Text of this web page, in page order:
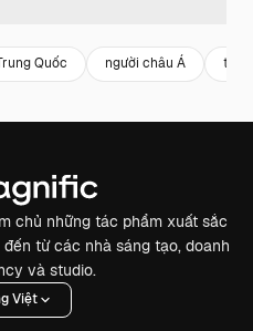
Quốc người châu Á
chủ những tác phẩm xuất sắc
từ các nhà sáng tạo, doanh
và studio.
Việt